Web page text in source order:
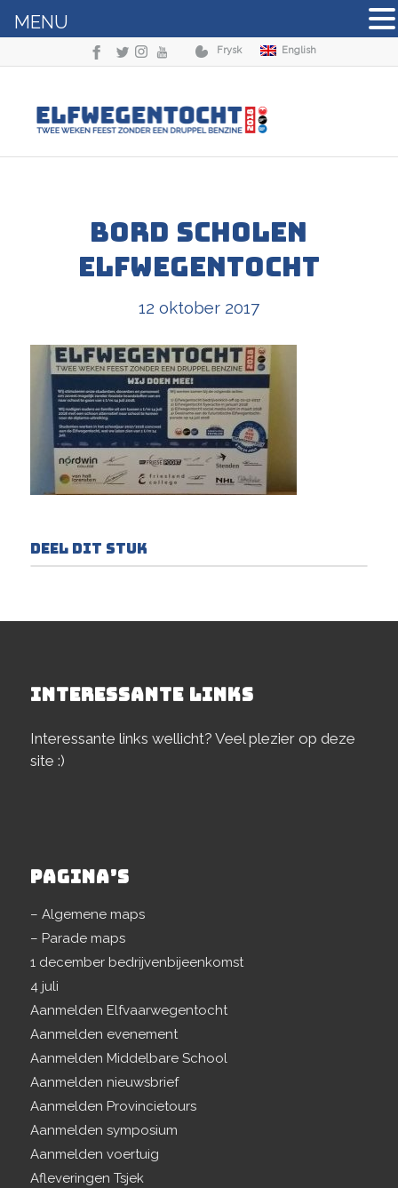
Frysk English
bord scholen
Elfwegentocht
12 oktober 2017
Deel dit stuk
INTERESSANTE LINKS
Interessante links wellicht? Veel plezier op deze
site :)
PAGINA’S
– Algemene maps
– Parade maps
1 december bedrijvenbijeenkomst
4 juli
Aanmelden Elfvaarwegentocht
Aanmelden evenement
Aanmelden Middelbare School
Aanmelden nieuwsbrief
Aanmelden Provincietours
Aanmelden symposium
Aanmelden voertuig
Afleveringen Tsjek
MENU